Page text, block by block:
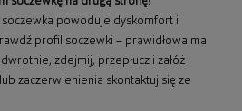
soczewka powoduje dyskomfort i
profil soczewki – prawidłowa ma
zdejmij, przepłucz i załóż
zaczerwienienia skontaktuj się ze